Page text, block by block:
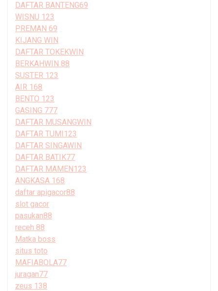
DAFTAR BANTENG69
WISNU 123
PREMAN 69
KIJANG WIN
DAFTAR TOKEKWIN
BERKAHWIN 88
SUSTER 123
AIR 168
BENTO 123
GASING 777
DAFTAR MUSANGWIN
DAFTAR TUMI123
DAFTAR SINGAWIN
DAFTAR BATIK77
DAFTAR MAMEN123
ANGKASA 168
daftar apigacor88
slot gacor
pasukan88
receh 88
Matka boss
situs toto
MAFIABOLA77
juragan77
zeus 138